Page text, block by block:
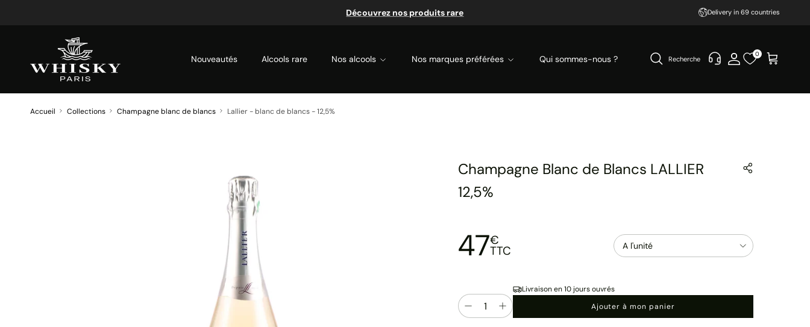
Découvrez nos produits rare Delivery in 69 countries
Nouveautés Alcools rare Nos alcools Nos marques préférées Qui sommes-nous ? Recherche
0
Accueil Collections Champagne blanc de blancs Lallier - blanc de blancs - 12,5%
Champagne Blanc de Blancs LALLIER
12,5%
47€
TTC
Contenance
A l'unité
Quantité
Livraison en 10 jours ouvrés
Ajouter à mon panier